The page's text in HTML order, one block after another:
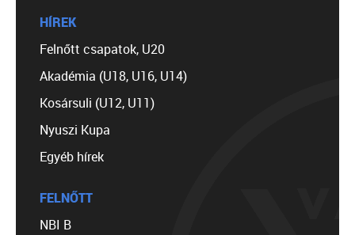
HÍREK
Felnőtt csapatok, U20
Akadémia (U18, U16, U14)
Kosársuli (U12, U11)
Nyuszi Kupa
Egyéb hírek
FELNŐTT
NBI B